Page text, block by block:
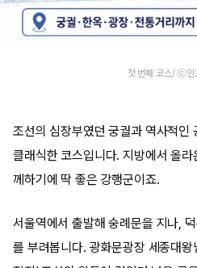
첫 번째 코스/ ⓒ인
조선의 심장부였던 궁궐과 역사적인
클래식한 코스입니다. 지방에서 올
께하기에 딱 좋은 강행군이죠.
서울역에서 출발해 숭례문을 지나,
를 부려봅니다. 광화문광장 세종대